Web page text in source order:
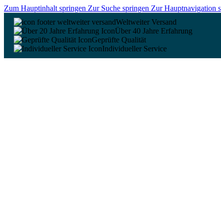
Zum Hauptinhalt springen Zur Suche springen Zur Hauptnavigation
Weltweiter Versand
Über 40 Jahre Erfahrung
Geprüfte Qualität
Individueller Service